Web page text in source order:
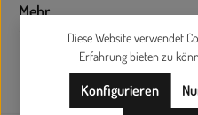
Mehr
Diese Website verwendet
Erfahrung bieten zu
Konfigurieren